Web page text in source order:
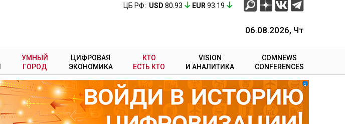
ЦБ РФ: USD 80.93 EUR 93.19
06.08.2026, Чт
УМНЫЙ
ГОРОД
ЦИФРОВАЯ
ЭКОНОМИКА
КТО
ЕСТЬ КТО
VISION
И АНАЛИТИКА
COMNEWS
CONFERENCES